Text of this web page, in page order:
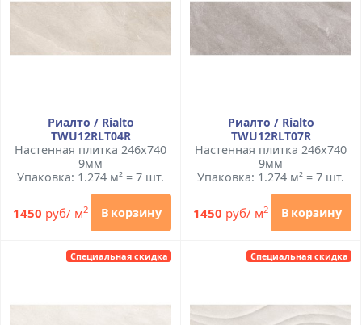
Риалто / Rialto
TWU12RLT04R
Настенная плитка 246x740
9мм
Упаковка: 1.274 м² = 7 шт.
1450 руб/ м2 В корзину
Риалто / Rialto
TWU12RLT07R
Настенная плитка 246x740
9мм
Упаковка: 1.274 м² = 7 шт.
1450 руб/ м2 В корзину
Специальная скидка Специальная скидка